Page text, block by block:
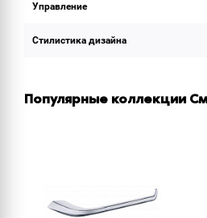
Управление
Стилистика дизайна
Популярные коллекции